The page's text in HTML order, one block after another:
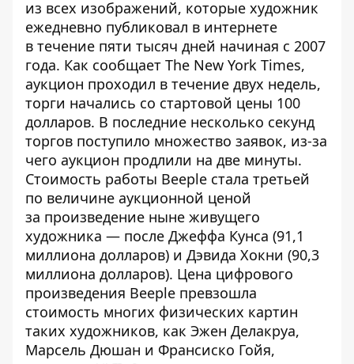
из всех изображений, которые художник
ежедневно публиковал в интернете
в течение пяти тысяч дней начиная с 2007
года. Как сообщает The New York Times,
аукцион проходил в течение двух недель,
торги начались со стартовой цены 100
долларов. В последние несколько секунд
торгов поступило множество заявок, из-за
чего аукцион продлили на две минуты.
Стоимость работы Beeple стала третьей
по величине аукционной ценой
за произведение ныне живущего
художника — после Джеффа Кунса (91,1
миллиона долларов) и Дэвида Хокни (90,3
миллиона долларов). Цена цифрового
произведения Beeple превзошла
стоимость многих физических картин
таких художников, как Эжен Делакруа,
Марсель Дюшан и Франсиско Гойя,